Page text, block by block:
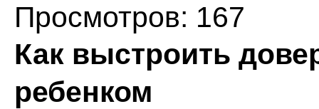
Просмотров: 167
Как выстроить
ребенком